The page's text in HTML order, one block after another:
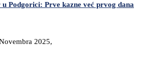
u Podgorici: Prve kazne već prvog dana
2025,